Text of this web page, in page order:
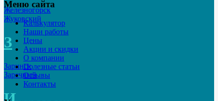
Железногорск
Жуковский
З
Заринск
Заречный
Меню сайта
Калькулятор
Наши работы
Цены
Акции и скидки
О компании
Полезные статьи
Отзывы
Контакты